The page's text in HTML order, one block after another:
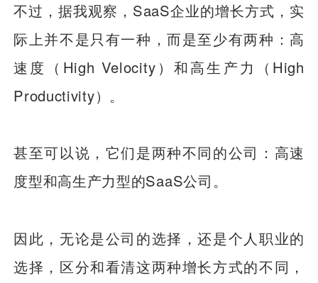
不过，据我观察，SaaS企业的增长方式，实
际上并不是只有一种，而是至少有两种：高
速度（High Velocity）和高生产力（High
Productivity）。
甚至可以说，它们是两种不同的公司：高速
度型和高生产力型的SaaS公司。
因此，无论是公司的选择，还是个人职业的
选择，区分和看清这两种增长方式的不同，